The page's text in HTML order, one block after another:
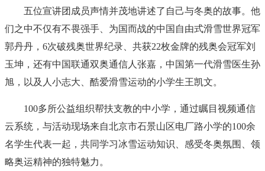
五位宣讲团成员声情并茂地讲述了自己与冬奥的故事。他
们之中不仅有不畏强手、为国而战的中国自由式滑雪世界冠军
郭丹丹，6次破残奥世界纪录、共获22枚金牌的残奥会冠军刘
玉坤，还有中国联通双奥通信人张嘉，中国第一代滑雪医生孙
旭，以及人小志大、酷爱滑雪运动的小学生王凯文。
100多所公益组织帮扶支教的中小学，通过瞩目视频通信
云系统，与活动现场来自北京市石景山区电厂路小学的100余
名学生代表一起，共同学习冰雪运动知识、感受冬奥氛围、领
略奥运精神的独特魅力。